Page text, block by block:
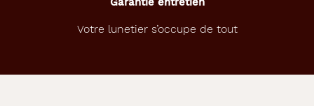
Votre lunetier s’occupe de tout